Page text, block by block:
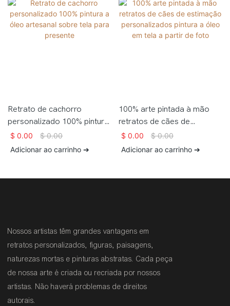
eqüino pintando arte na tela
realista de arte
Retrato de cachorro
personalizado 100% pintura
a óleo artesanal sobre tela
para presente
$ 0.00 $0.00
Adicionar ao carrinho ➔
100% arte pintada à mão
retratos de cães de
estimação personalizados
pintura a óleo em tela a
$ 0.00 $0.00
Adicionar ao carrinho ➔
Nossos artistas têm grandes vantagens em
retratos personalizados, figuras, paisagens,
naturezas mortas e pinturas abstratas. Cada peça
de nossa arte é criada ou recriada por nossos
artistas. Não haverá problemas de direitos
autorais.